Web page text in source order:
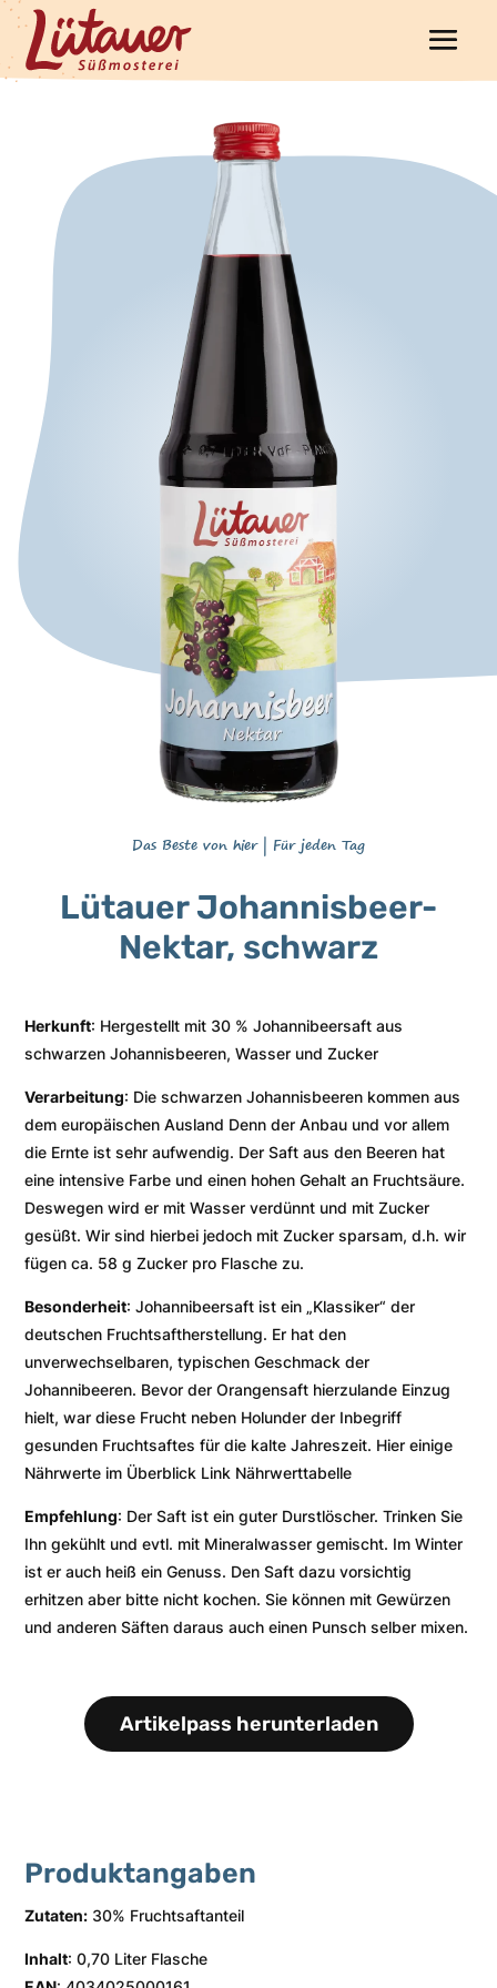
Das Beste von hier| Für jeden Tag
Lütauer Johannisbeer-
Nektar, schwarz
Herkunft: Hergestellt mit 30 % Johannibeersaft aus
schwarzen Johannisbeeren, Wasser und Zucker
Verarbeitung: Die schwarzen Johannisbeeren kommen aus
dem europäischen Ausland Denn der Anbau und vor allem
die Ernte ist sehr aufwendig. Der Saft aus den Beeren hat
eine intensive Farbe und einen hohen Gehalt an Fruchtsäure.
Deswegen wird er mit Wasser verdünnt und mit Zucker
gesüßt. Wir sind hierbei jedoch mit Zucker sparsam, d.h. wir
fügen ca. 58 g Zucker pro Flasche zu.
Besonderheit: Johannibeersaft ist ein „Klassiker“ der
deutschen Fruchtsaftherstellung. Er hat den
unverwechselbaren, typischen Geschmack der
Johannibeeren. Bevor der Orangensaft hierzulande Einzug
hielt, war diese Frucht neben Holunder der Inbegriff
gesunden Fruchtsaftes für die kalte Jahreszeit. Hier einige
Nährwerte im Überblick Link Nährwerttabelle
Empfehlung: Der Saft ist ein guter Durstlöscher. Trinken Sie
Ihn gekühlt und evtl. mit Mineralwasser gemischt. Im Winter
ist er auch heiß ein Genuss. Den Saft dazu vorsichtig
erhitzen aber bitte nicht kochen. Sie können mit Gewürzen
und anderen Säften daraus auch einen Punsch selber mixen.
Artikelpass herunterladen
Produktangaben
Zutaten: 30% Fruchtsaftanteil
Inhalt: 0,70 Liter Flasche